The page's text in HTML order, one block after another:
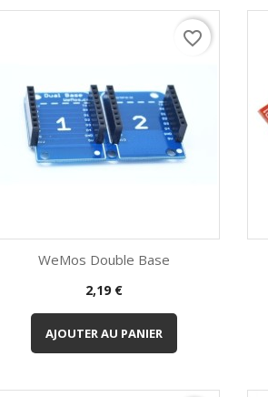
Aperçu rapide
WeMos Double Base
Prix
2,19 €
AJOUTER AU PANIER
favorite_border